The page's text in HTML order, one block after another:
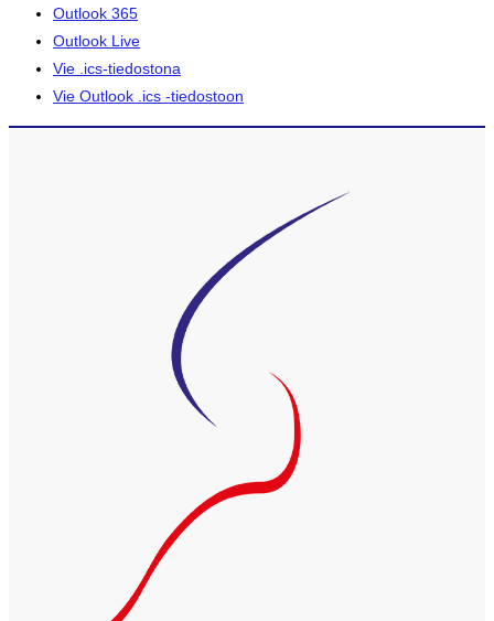
Outlook 365
Outlook Live
Vie .ics-tiedostona
Vie Outlook .ics -tiedostoon